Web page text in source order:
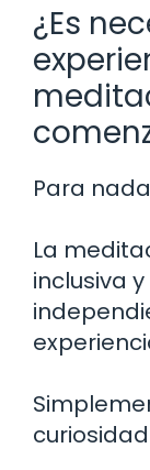
¿Es
Para
La
inclusiva